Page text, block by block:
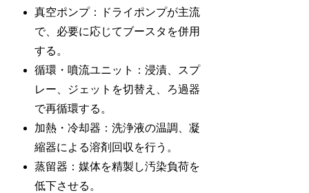
真空ポンプ：ドライポンプが主流
で、必要に応じてブースタを併用
する。
循環・噴流ユニット：浸漬、スプ
レー、ジェットを切替え、ろ過器
で再循環する。
加熱・冷却器：洗浄液の温調、凝
縮器による溶剤回収を行う。
蒸留器：媒体を精製し汚染負荷を
低下させる。